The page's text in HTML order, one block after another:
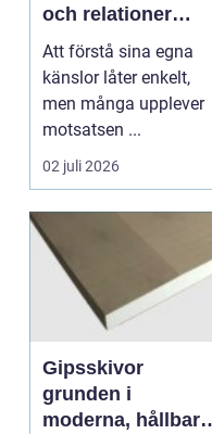
och relationer
börjar hänga ihop
Att förstå sina egna
känslor låter enkelt,
men många upplever
motsatsen ...
02 juli 2026
Gipsskivor
grunden i
moderna, hållbara